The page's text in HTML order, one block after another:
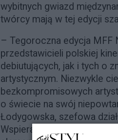
wybitnych gwiazd
twórcy mają w tej edycji
– Tegoroczna edycja MFF
przedstawicieli polskiej
debiutujących, jak i tych o
artystycznym. Niezwykle
bezkompromisowych
o świecie na swój
Łodygowska, szefowa
Wspieranie ich w